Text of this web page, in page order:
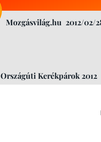
Mozgásvilág.hu 2012/02/
Országúti Kerékpárok 2012